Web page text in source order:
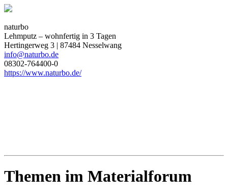
naturbo
Lehmputz – wohnfertig in 3 Tagen
Hertingerweg 3 | 87484 Nesselwang
info@naturbo.de
08302-764400-0
https://www.naturbo.de/
Themen im Materialforum